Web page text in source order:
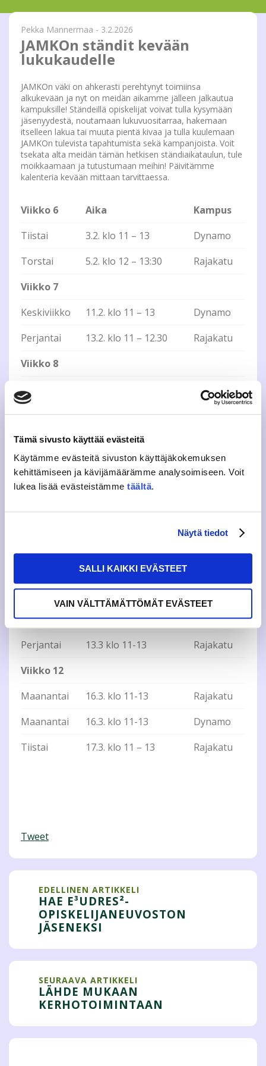
Tämä sivusto käyttää evästeitä
Käytämme evästeitä sivuston käyttäjäkokemuksen
kehittämiseen ja kävijämäärämme analysoimiseen. Voit
lukea lisää evästeistämme täältä.
Näytä tiedot
SALLI KAIKKI EVÄSTEET
VAIN VÄLTTÄMÄTTÖMÄT EVÄSTEET
Pekka Mannermaa - 3.2.2026
JAMKOn ständit kevään
lukukaudelle
JAMKOn väki on ahkerasti perehtynyt toimiinsa
alkukevään ja nyt on meidän aikamme jälleen jalkautua
kampuksille! Ständeillä opiskelijat voivat tulla kysymään
jäsenyydestä, noutamaan lukuvuositarraa, hakemaan
itselleen lakua tai muuta pientä kivaa ja tulla kuulemaan
JAMKOn tulevista tapahtumista sekä kampanjoista. Voit
tsekata alta meidän tämän hetkisen ständiaikataulun, tule
moikkaamaan ja tutustumaan meihin! Päivitämme
kalenteria kevään mittaan tarvittaessa.
Viikko 6 Aika
Kampus
Tiistai
3.2. klo 11 – 13
Dynamo
Torstai
5.2. klo 12 – 13:30
Rajakatu
Viikko 7
Keskiviikko
11.2. klo 11 – 13
Dynamo
Perjantai
13.2. klo 11 – 12.30
Rajakatu
Viikko 8
Tiistai
Dynamo
Torstai
19.2. klo 11 – 13
Tarvaala
Viikko 10
Keskiviikko
4.3. klo 11 – 13
Rajakatu
Torstai
5.3. klo 11.45-12.45
9.3. klo 11-13
Keskiviikko
11.3. klo 11 – 13
Rajakatu
Torstai
12.3. klo 11 – 13
Dynamo
Perjantai
13.3 klo 11-13
Rajakatu
Viikko 12
Maanantai
16.3. klo 11-13
Rajakatu
Maanantai
16.3. klo 11-13
Dynamo
Tiistai
17.3. klo 11 – 13 Rajakatu
Tweet
EDELLINEN ARTIKKELI
HAE E³UDRES²-
OPISKELIJANEUVOSTON
JÄSENEKSI
SEURAAVA ARTIKKELI
LÄHDE MUKAAN
KERHOTOIMINTAAN